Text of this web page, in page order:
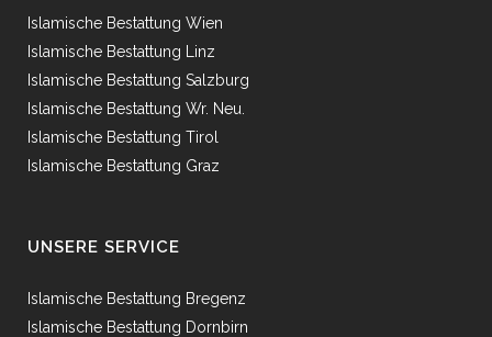
Islamische Bestattung Wien
Islamische Bestattung Linz
Islamische Bestattung Salzburg
Islamische Bestattung Wr. Neu.
Islamische Bestattung Tirol
Islamische Bestattung Graz
UNSERE SERVICE
Islamische Bestattung Bregenz
Islamische Bestattung Dornbirn